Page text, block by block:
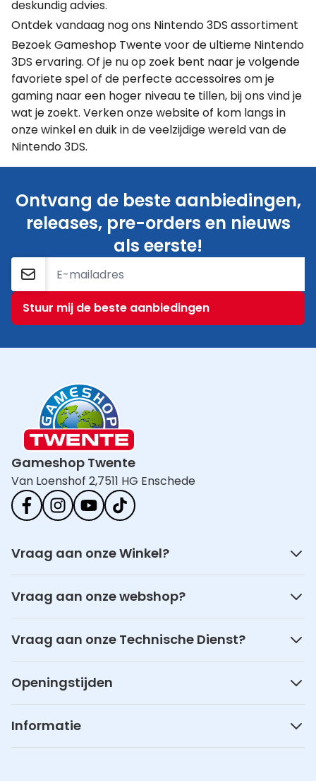
deskundig advies.
Ontdek vandaag nog ons Nintendo 3DS assortiment
Bezoek Gameshop Twente voor de ultieme Nintendo
3DS ervaring. Of je nu op zoek bent naar je volgende
favoriete spel of de perfecte accessoires om je
gaming naar een hoger niveau te tillen, bij ons vind je
wat je zoekt. Verken onze website of kom langs in
onze winkel en duik in de veelzijdige wereld van de
Nintendo 3DS.
Ontvang de beste aanbiedingen,
releases, pre-orders en nieuws
als eerste!
E-mailadres
Stuur mij de beste aanbiedingen
Gameshop Twente
Van Loenshof 2,7511 HG Enschede
Vraag aan onze Winkel?
Vraag aan onze webshop?
Vraag aan onze Technische Dienst?
Openingstijden
Informatie